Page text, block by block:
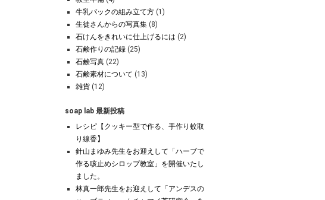
牛乳パックの組み立て方 (1)
生徒さんからの写真集 (8)
石けんをきれいに仕上げるには (2)
石鹸作りの記録 (25)
石鹸写真 (22)
石鹸素材について (13)
雑貨 (12)
soap lab 最新投稿
レシピ【クッキー型で作る、手作り蚊取
り線香】
針山まゆみ先生をお迎えして「ハーブで
作る咳止めシロップ教室」を開催いたし
ました。
林真一郎先生をお迎えして「アンデスの